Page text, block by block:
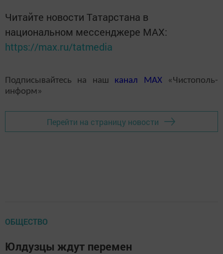
Читайте новости Татарстана в
национальном мессенджере MАХ:
https://max.ru/tatmedia
Подписывайтесь на наш канал MAX«Чистополь-
информ»
Перейти на страницу новости
ОБЩЕСТВО
Юлдузцы ждут перемен